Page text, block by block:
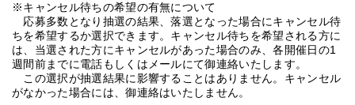
※キャンセル待ちの希望の有無について
応募多数となり抽選の結果、落選となった場合にキャンセル待
ちを希望するか選択できます。キャンセル待ちを希望される方に
は、当選された方にキャンセルがあった場合のみ、各開催日の1
週間前までに電話もしくはメールにて御連絡いたします。
この選択が抽選結果に影響することはありません。キャンセル
がなかった場合には、御連絡はいたしません。